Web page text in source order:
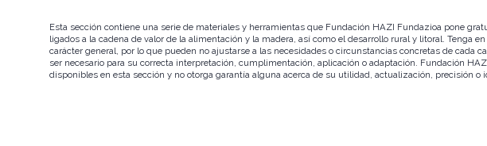
Esta sección contiene una serie de materiales y herramientas que Fundación HAZI Fundazioa pone
ligados a la cadena de valor de la alimentación y la madera, así como el desarrollo rural y litoral.
carácter general, por lo que pueden no ajustarse a las necesidades o circunstancias concretas de
ser necesario para su correcta interpretación, cumplimentación, aplicación o adaptación. Fundación
disponibles en esta sección y no otorga garantía alguna acerca de su utilidad, actualización, precisión o